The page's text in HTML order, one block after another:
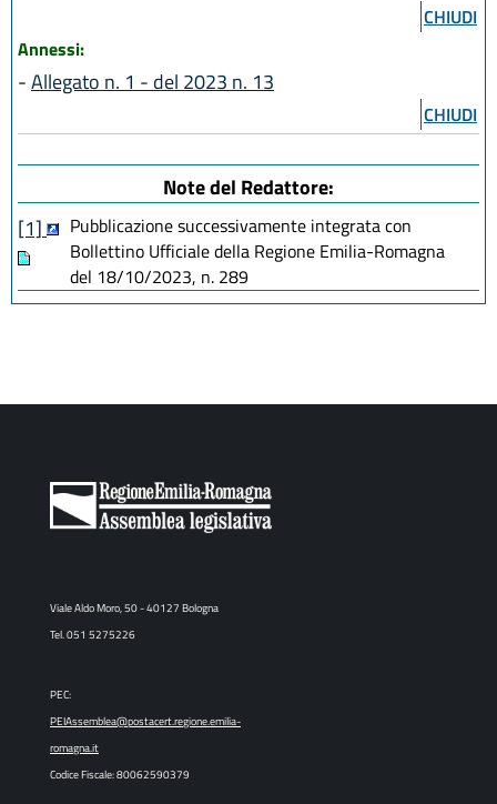
CHIUDI
Annessi:
-Allegato n. 1 - del 2023 n. 13
CHIUDI
Note del Redattore:
[1]
Pubblicazione successivamente integrata con
Bollettino Ufficiale della Regione Emilia-Romagna
del 18/10/2023, n. 289
Viale Aldo Moro, 50 - 40127 Bologna
Tel. 051 5275226
PEC:
PEIAssemblea@postacert.regione.emilia-
romagna.it
Codice Fiscale: 80062590379